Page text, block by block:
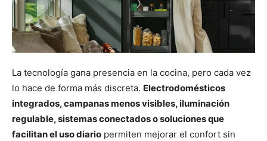
La tecnología gana presencia en la cocina, pero cada vez
lo hace de forma más discreta. Electrodomésticos
integrados, campanas menos visibles, iluminación
regulable, sistemas conectados o soluciones que
facilitan el uso diario permiten mejorar el confort sin